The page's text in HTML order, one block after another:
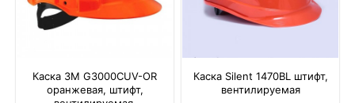
Каска 3M G3000CUV-OR
оранжевая, штифт,
Каска Silent 1470BL штифт,
вентилируемая